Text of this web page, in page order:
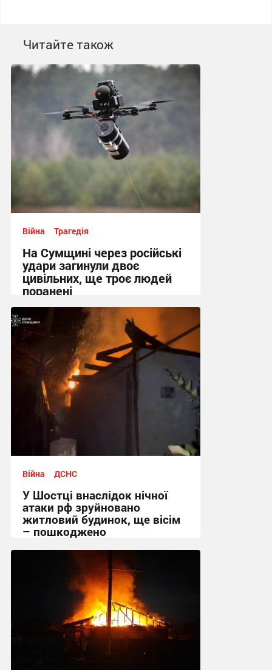
Читайте також
Війна Трагедія
На Сумщині через російські
удари загинули двоє
цивільних, ще троє людей
поранені
14:12 вчора
Війна ДСНС
У Шостці внаслідок нічної
атаки рф зруйновано
житловий будинок, ще вісім
– пошкоджено